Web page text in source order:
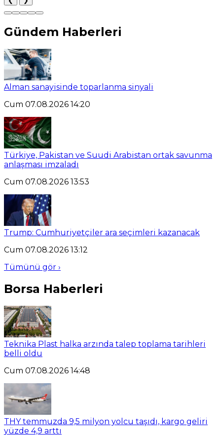
Gündem Haberleri
Alman sanayisinde toparlanma sinyali
Cum 07.08.2026 14:20
Türkiye, Pakistan ve Suudi Arabistan ortak savunma
anlaşması imzaladı
Cum 07.08.2026 13:53
Trump: Cumhuriyetçiler ara seçimleri kazanacak
Cum 07.08.2026 13:12
Tümünü gör ›
Borsa Haberleri
Teknika Plast halka arzında talep toplama tarihleri
belli oldu
Cum 07.08.2026 14:48
THY temmuzda 9,5 milyon yolcu taşıdı, kargo geliri
yüzde 4,9 arttı